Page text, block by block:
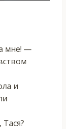
мне! —
и